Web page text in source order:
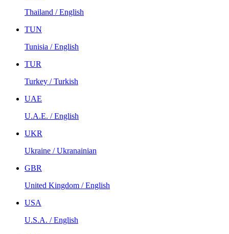
Thailand / English
TUN
Tunisia / English
TUR
Turkey / Turkish
UAE
U.A.E. / English
UKR
Ukraine / Ukranainian
GBR
United Kingdom / English
USA
U.S.A. / English